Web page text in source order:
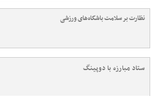
نظارت بر سلامت باشگاه‌های ورزشی
ستاد مبارزه با دوپینگ